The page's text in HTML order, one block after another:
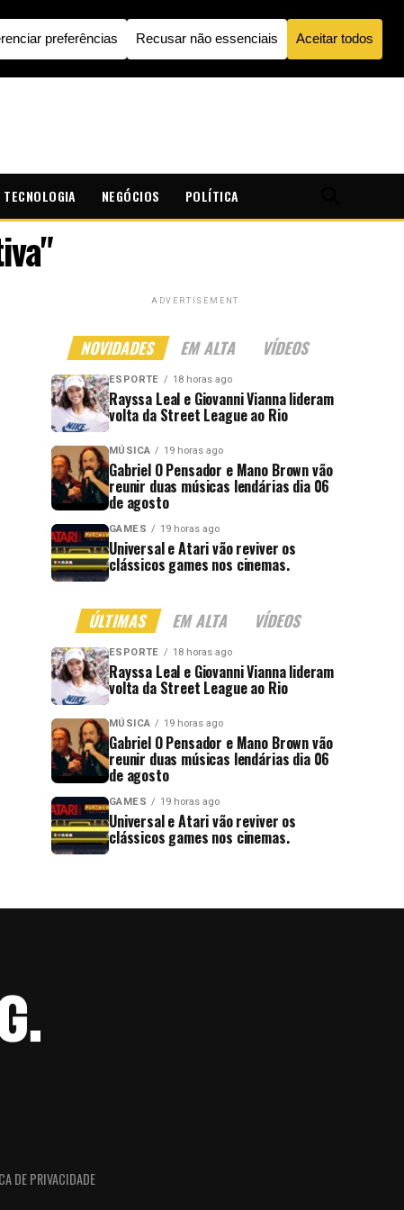
TECNOLOGIA NEGÓCIOS POLÍTICA
ADVERTISEMENT
NOVIDADES EM ALTA VÍDEOS
ESPORTE 18 horas ago
Rayssa Leal e Giovanni Vianna lideram
volta da Street League ao Rio
MÚSICA 19 horas ago
Gabriel O Pensador e Mano Brown vão
reunir duas músicas lendárias dia 06
de agosto
GAMES 19 horas ago
Universal e Atari vão reviver os
clássicos games nos cinemas.
ÚLTIMAS EM ALTA VÍDEOS
ESPORTE 18 horas ago
Rayssa Leal e Giovanni Vianna lideram
volta da Street League ao Rio
MÚSICA 19 horas ago
Gabriel O Pensador e Mano Brown vão
reunir duas músicas lendárias dia 06
de agosto
GAMES 19 horas ago
Universal e Atari vão reviver os
clássicos games nos cinemas.
DE PRIVACIDADE